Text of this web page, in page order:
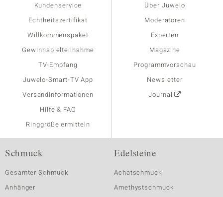
Kundenservice
Echtheitszertifikat
Willkommenspaket
Gewinnspielteilnahme
TV-Empfang
Juwelo-Smart-TV App
Versandinformationen
Hilfe & FAQ
Ringgröße ermitteln
Über Juwelo
Moderatoren
Experten
Magazine
Programmvorschau
Newsletter
Journal
Schmuck
Gesamter Schmuck
Anhänger
Edelsteine
Achatschmuck
Amethystschmuck